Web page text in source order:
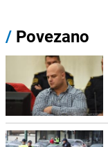
/ Povezano